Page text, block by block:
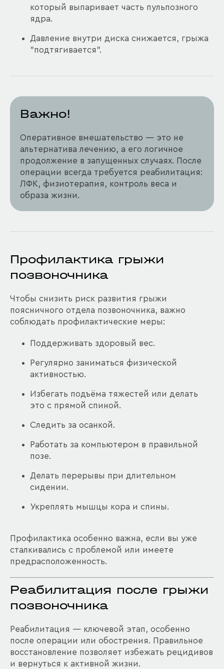
который выпаривает часть пульпозного
ядра.
Давление внутри диска снижается, грыжа
"подтягивается".
Важно!
Оперативное вмешательство — это не
альтернатива лечению, а его логичное
продолжение в запущенных случаях. После
операции всегда требуется реабилитация:
ЛФК, физиотерапия, контроль веса и
образа жизни.
Профилактика грыжи
позвоночника
Чтобы снизить риск развития грыжи
поясничного отдела позвоночника, важно
соблюдать профилактические меры:
Поддерживать здоровый вес.
Регулярно заниматься физической
активностью.
Избегать подъёма тяжестей или делать
это с прямой спиной.
Следить за осанкой.
Работать за компьютером в правильной
позе.
Делать перерывы при длительном
сидении.
Укреплять мышцы кора и спины.
Профилактика особенно важна, если вы уже
сталкивались с проблемой или имеете
предрасположенность.
Реабилитация после грыжи
позвоночника
Реабилитация — ключевой этап, особенно
после операции или обострения. Правильное
восстановление позволяет избежать рецидивов
и вернуться к активной жизни.